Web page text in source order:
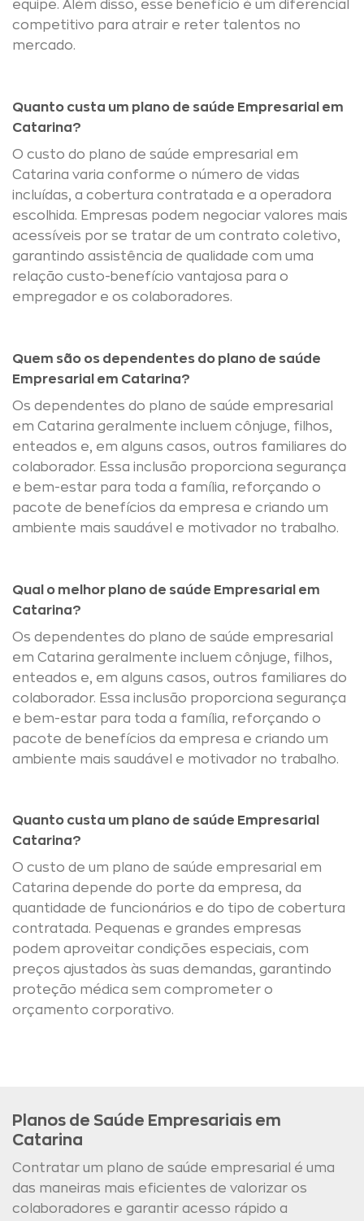
equipe. Além disso, esse benefício é um diferencial
competitivo para atrair e reter talentos no
mercado.
Quanto custa um plano de saúde Empresarial em
Catarina?
O custo do plano de saúde empresarial em
Catarina varia conforme o número de vidas
incluídas, a cobertura contratada e a operadora
escolhida. Empresas podem negociar valores mais
acessíveis por se tratar de um contrato coletivo,
garantindo assistência de qualidade com uma
relação custo-benefício vantajosa para o
empregador e os colaboradores.
Quem são os dependentes do plano de saúde
Empresarial em Catarina?
Os dependentes do plano de saúde empresarial
em Catarina geralmente incluem cônjuge, filhos,
enteados e, em alguns casos, outros familiares do
colaborador. Essa inclusão proporciona segurança
e bem-estar para toda a família, reforçando o
pacote de benefícios da empresa e criando um
ambiente mais saudável e motivador no trabalho.
Qual o melhor plano de saúde Empresarial em
Catarina?
Os dependentes do plano de saúde empresarial
em Catarina geralmente incluem cônjuge, filhos,
enteados e, em alguns casos, outros familiares do
colaborador. Essa inclusão proporciona segurança
e bem-estar para toda a família, reforçando o
pacote de benefícios da empresa e criando um
ambiente mais saudável e motivador no trabalho.
Quanto custa um plano de saúde Empresarial
Catarina?
O custo de um plano de saúde empresarial em
Catarina depende do porte da empresa, da
quantidade de funcionários e do tipo de cobertura
contratada. Pequenas e grandes empresas
podem aproveitar condições especiais, com
preços ajustados às suas demandas, garantindo
proteção médica sem comprometer o
orçamento corporativo.
Planos de Saúde Empresariais em
Catarina
Contratar um plano de saúde empresarial é uma
das maneiras mais eficientes de valorizar os
colaboradores e garantir acesso rápido a